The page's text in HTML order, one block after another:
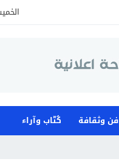
الخميس 6 أغسطس
فن وثقافة
كُتّاب وآراء